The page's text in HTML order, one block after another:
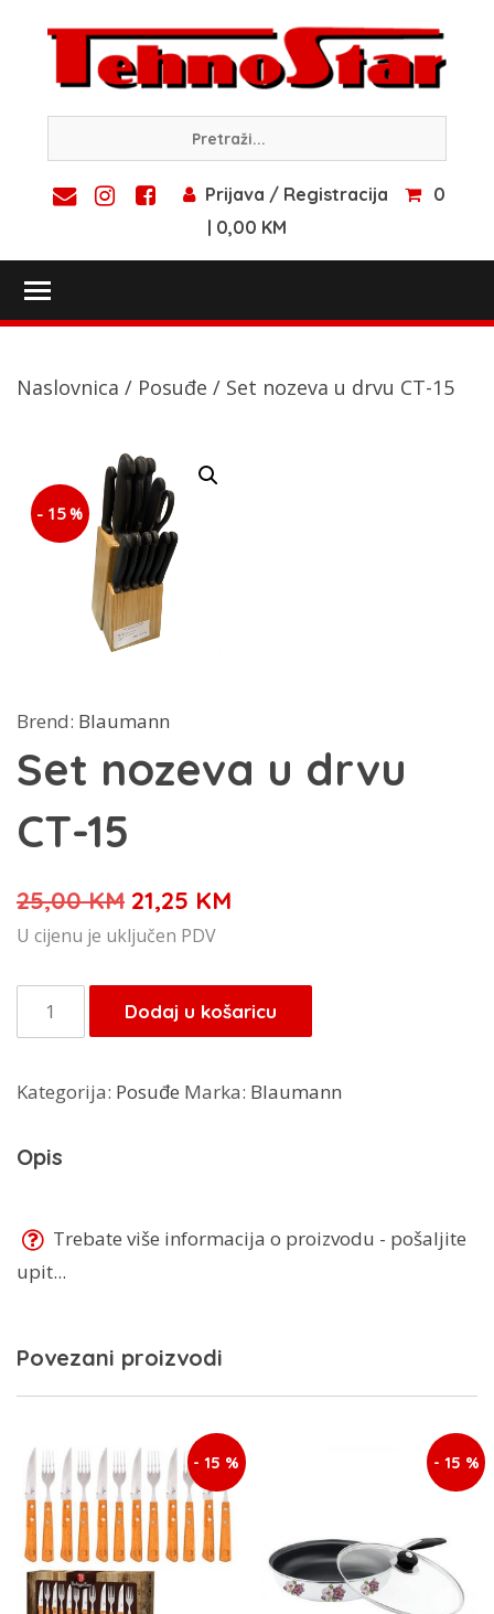
content
Prijava / Registracija
0
| 0,00 KM
Naslovnica / Posuđe / Set nozeva u drvu CT-15
- 15 %
Brend: Blaumann
Set nozeva u drvu
CT-15
25,00KM Izvorna
cijena
je:
25,00 KM.
21,25 KM
21,25 KM.
U cijenu je uključen PDV
nozeva
drvu
15
Dodaj u košaricu
Kategorija: Posuđe Marka: Blaumann
Opis
Trebate više informacija o proizvodu - pošaljite
upit...
Povezani proizvodi
- 15 % - 15 %